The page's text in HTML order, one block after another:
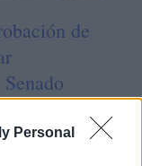
Personal
de